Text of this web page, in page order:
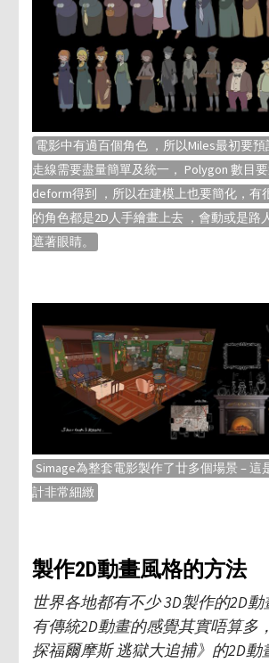
電影中有過百個角色 ，所以Miles最初要
走線需要盡量簡單及統一， Polygon 數目
deform得到 ，所以在建模上也要簡化，有
的角色都是2D人手繪畫上去 ，會動或是路
遮著眼睛。
Simage為整套電影製作了廿多個場景 – 這
計非常細緻
製作2D動畫風格的方法
世界各地都有不少 3D製作的2D
有傳統2D動畫的感覺其實唔算多
探福爾摩斯 逃獄大追捕》的2D動